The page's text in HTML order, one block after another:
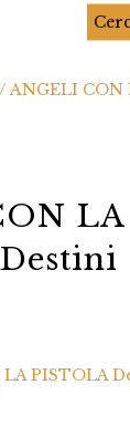
/ ANGELI CON
LA
PISTOLA